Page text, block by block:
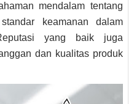
mendalam tentang
keamanan dalam
yang baik juga
dan kualitas produk